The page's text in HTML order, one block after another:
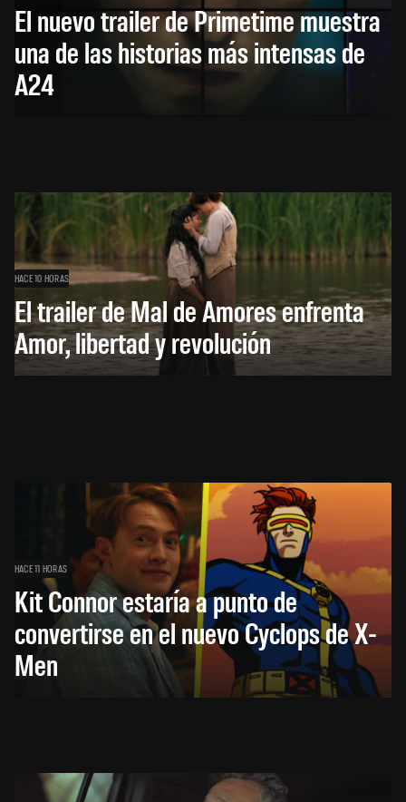
El nuevo trailer de Primetime muestra
una de las historias más intensas de
A24
HACE 10 HORAS
El trailer de Mal de Amores enfrenta
Amor, libertad y revolución
HACE 11 HORAS
Kit Connor estaría a punto de
convertirse en el nuevo Cyclops de X-
Men